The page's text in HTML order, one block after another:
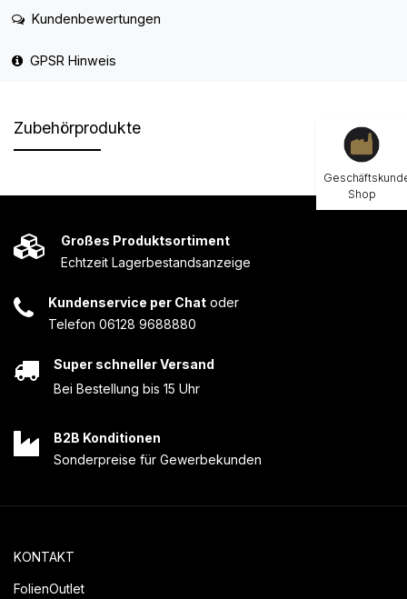
Kundenbewertungen
GPSR Hinweis
Zubehörprodukte
Großes Produktsortiment
Echtzeit Lagerbestandsanzeige
Kundenservice per Chat oder
Telefon 06128 9688880
Super schneller Versand
Bei Bestellung bis 15 Uhr
B2B Konditionen
Sonderpreise für Gewerbekunden
KONTAKT
FolienOutlet
Shop